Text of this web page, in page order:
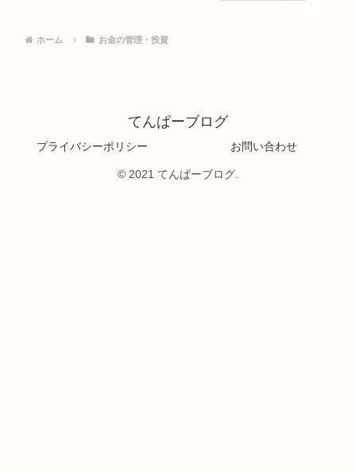
ホーム お金の管理・投資
てんぱーブログ
プライバシーポリシー お問い合わせ
© 2021 てんぱーブログ.